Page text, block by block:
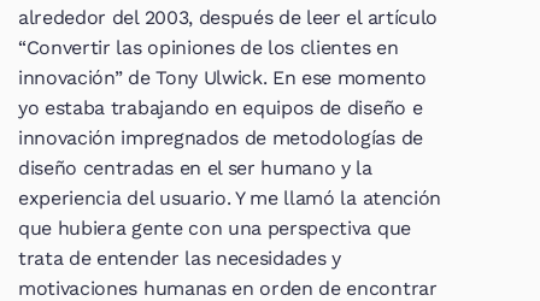
alrededor del 2003, después de leer el artículo
“Convertir las opiniones de los clientes en
innovación” de Tony Ulwick. En ese momento
yo estaba trabajando en equipos de diseño e
innovación impregnados de metodologías de
diseño centradas en el ser humano y la
experiencia del usuario. Y me llamó la atención
que hubiera gente con una perspectiva que
trata de entender las necesidades y
motivaciones humanas en orden de encontrar